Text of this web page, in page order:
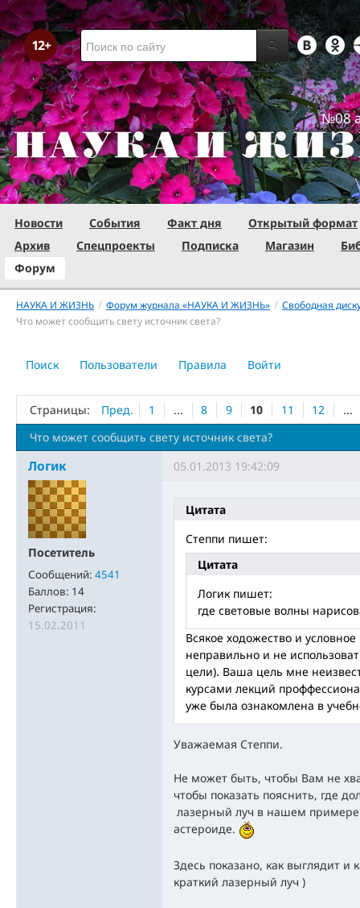
№08
Новости События Факт дня
Открытый формат
Архив
Спецпроекты Подписка Магазин
Форум
НАУКА И ЖИЗНЬ / Форум журнала «НАУКА И ЖИЗНЬ» / Свободная
Что может сообщить свету источник света?
Поиск Пользователи Правила Войти
Страницы: Пред. 1 ... 8 9 10 11 12
...
Что может сообщить свету источник света?
Логик
Посетитель
Сообщений: 4541
Баллов: 14
Регистрация:
15.02.2011
05.01.2013 19:42:09
Цитата
Степпи пишет:
Цитата
Логик пишет:
где световые волны
Всякое ходожество и
неправильно и не
цели). Ваша цель мне
курсами лекций
уже была ознакомлена в
Уважаемая Степпи.
Не может быть, чтобы Вам не
чтобы показать пояснить, где
лазерный луч в нашем примере
астероиде.
Здесь показано, как выглядит
краткий лазерный луч )